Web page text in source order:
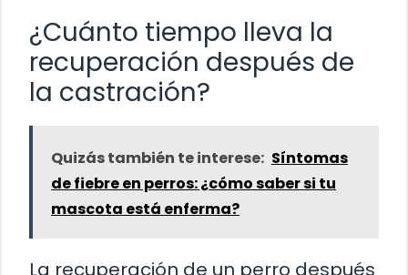
¿Cuánto tiempo lleva la
recuperación después de
la castración?
Quizás también te interese: Síntomas
de fiebre en perros: ¿cómo saber si tu
mascota está enferma?
La recuperación de un perro después